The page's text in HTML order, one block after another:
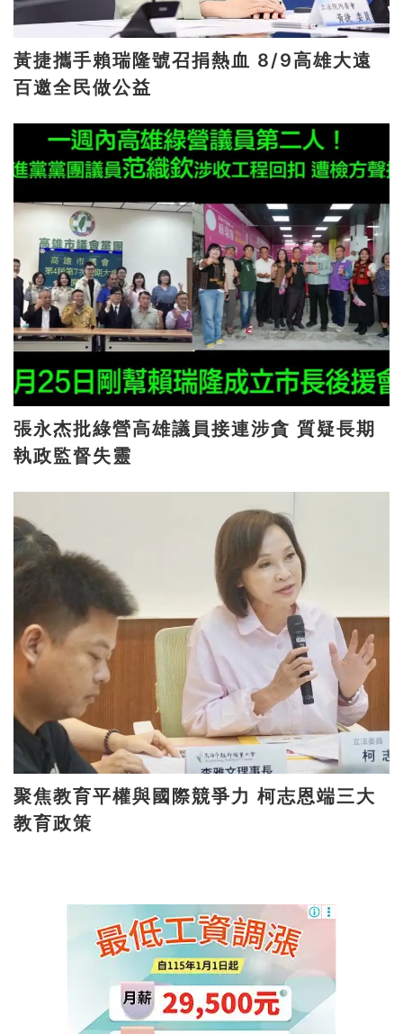
黃捷攜手賴瑞隆號召捐熱血 8/9高雄大遠
百邀全民做公益
張永杰批綠營高雄議員接連涉貪 質疑長期
執政監督失靈
聚焦教育平權與國際競爭力 柯志恩端三大
教育政策